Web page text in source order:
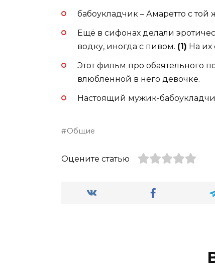
бабоукладчик – Амаретто с той
Ещё в сифонах делали
водку, иногда с пивом. (1) На их
Этот фильм про обаятельного
влюблённой в него девочке.
Настоящий мужик-
Общие
Оцените статью